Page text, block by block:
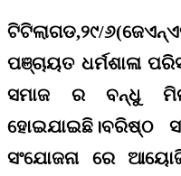
ଟିଟିଲାଗଡ,୨୯/
ପଞ୍ଚାୟତ ଧର୍ମଶାଳା
ସମାଜ ର ବନ୍ଧୁ
ହୋଇଯାଇଛି।ବରିଷ୍ଠ
ସଂଯୋଜନା ରେ